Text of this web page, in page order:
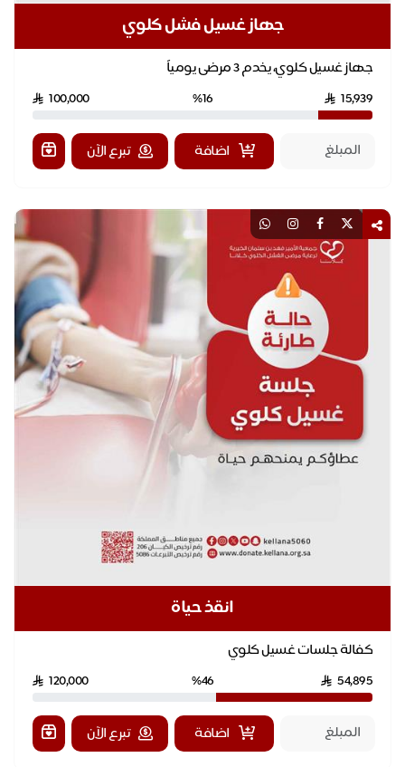
جهاز غسيل فشل كلوي
جهاز غسيل كلوي، يخدم 3 مرضى يومياً
15,939
100,000
اضافة تبرع الآن
انقذ حياة
كفالة جلسات غسيل كلوي
54,895
120,000
اضافة تبرع الآن